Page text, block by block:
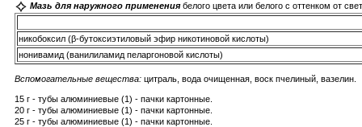
Мазь для наружного применениябелого цвета или белого с оттенком от
никобоксил (β-бутоксиэтиловый эфир никотиновой кислоты)
нонивамид (ванилиламид пеларгоновой кислоты)
Вспомогательные вещества: цитраль, вода очищенная, воск пчелиный, вазелин.
15 г - тубы алюминиевые (1) - пачки картонные.
20 г - тубы алюминиевые (1) - пачки картонные.
25 г - тубы алюминиевые (1) - пачки картонные.